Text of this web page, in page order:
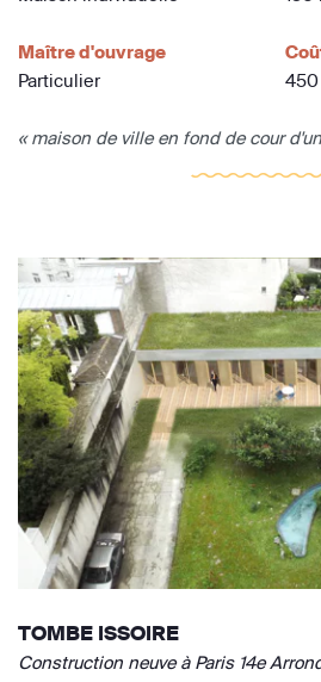
Maître d'ouvrage
Particulier
« maison de ville en fond de cour
TOMBE ISSOIRE
Construction neuve à Paris 14e